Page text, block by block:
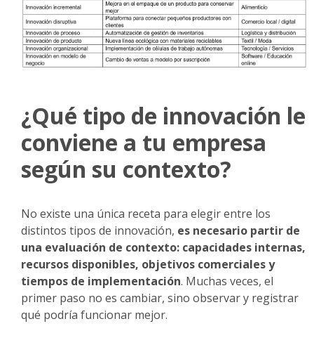
¿Qué tipo de innovación le
conviene a tu empresa
según su contexto?
No existe una única receta para elegir entre los
distintos tipos de innovación, es necesario partir de
una evaluación de contexto: capacidades internas,
recursos disponibles, objetivos comerciales y
tiempos de implementación. Muchas veces, el
primer paso no es cambiar, sino observar y registrar
qué podría funcionar mejor.